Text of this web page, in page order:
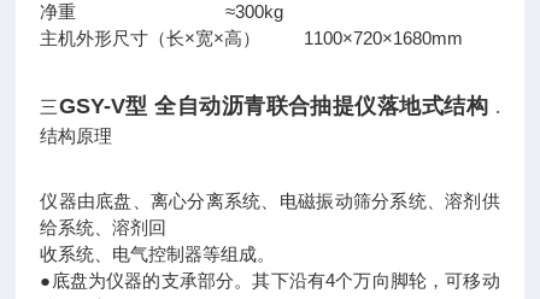
净重 ≈300kg
主机外形尺寸（长×宽×高） 1100×720×1680mm
三GSY-V型 全自动沥青联合抽提仪落地式结构 .
结构原理
仪器由底盘、离心分离系统、电磁振动筛分系统、溶剂供
给系统、溶剂回
收系统、电气控制器等组成。
●底盘为仪器的支承部分。其下沿有4个万向脚轮，可移动